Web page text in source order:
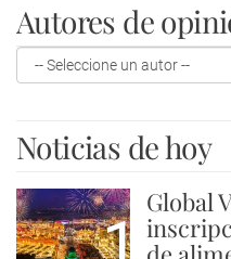
Autores de
Noticias de hoy
Global